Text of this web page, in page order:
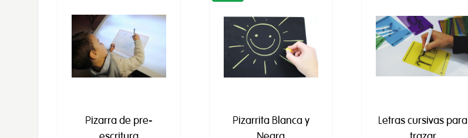
Pizarra de pre-
Pizarrita Blanca y
Letras cursivas para